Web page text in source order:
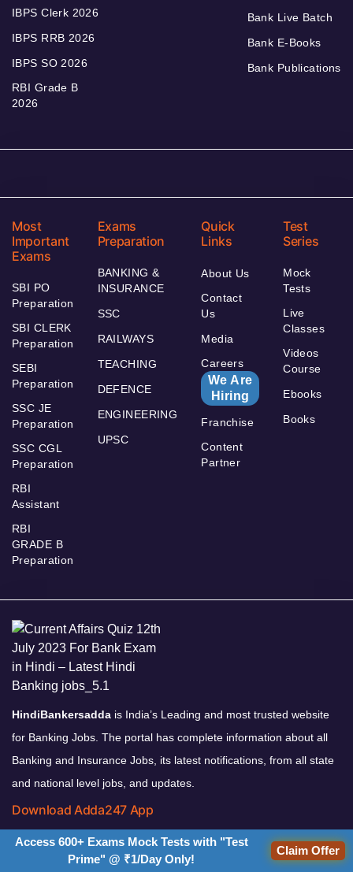
IBPS Clerk 2026
IBPS RRB 2026
IBPS SO 2026
RBI Grade B
2026
Bank Live Batch
Bank E-Books
Bank Publications
Most
Important
Exams
SBI PO
Preparation
SBI CLERK
Preparation
SEBI
Preparation
SSC JE
Preparation
SSC CGL
Preparation
RBI
Assistant
RBI
GRADE B
Preparation
Exams
Preparation
BANKING &
INSURANCE
SSC
RAILWAYS
TEACHING
DEFENCE
ENGINEERING
UPSC
Quick
Links
About Us
Contact
Us
Media
Careers
We Are
Hiring
Franchise
Content
Partner
Test
Series
Mock
Tests
Live
Classes
Videos
Course
Ebooks
Books
HindiBankersadda is India’s Leading and most trusted website
for Banking Jobs. The portal has complete information about all
Banking and Insurance Jobs, its latest notifications, from all state
and national level jobs, and updates.
Download Adda247 App
Access 600+ Exams Mock Tests with "Test
Prime" @ ₹1/Day Only!
Claim Offer